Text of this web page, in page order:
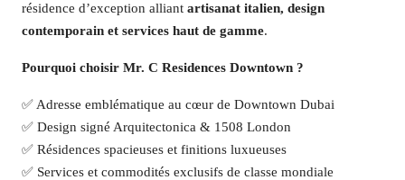
résidence d’exception alliant artisanat italien, design
contemporain et services haut de gamme.
Pourquoi choisir Mr. C Residences Downtown ?
✅ Adresse emblématique au cœur de Downtown Dubai
✅ Design signé Arquitectonica & 1508 London
✅ Résidences spacieuses et finitions luxueuses
✅ Services et commodités exclusifs de classe mondiale